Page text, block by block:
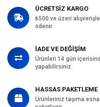
ÜCRETSİZ KARGO
₺500 ve üzeri
ödenir.
İADE VE DEĞİŞİM
Ürünleri 14 gün
yapabilirsiniz.
HASSAS PAKETLEME
Ürünleriniz taşıma